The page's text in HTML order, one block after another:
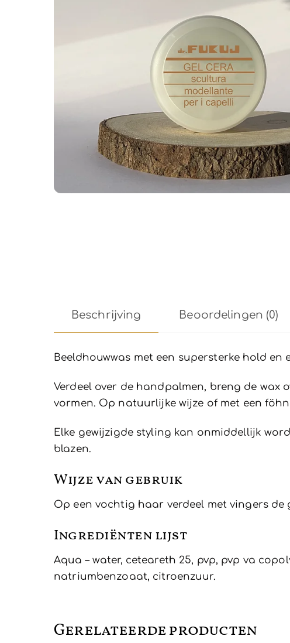
Beschrijving Beoordelingen (0)
Beeldhouwwas met een supersterke hold
Verdeel over de handpalmen, breng de
vormen. Op natuurlijke wijze of met een
Elke gewijzigde styling kan onmiddellijk
blazen.
Wijze van gebruik
Op een vochtig haar verdeel met vingers
Ingrediënten lijst
Aqua – water, ceteareth 25, pvp, pvp va
natriumbenzoaat, citroenzuur.
Gerelateerde producten